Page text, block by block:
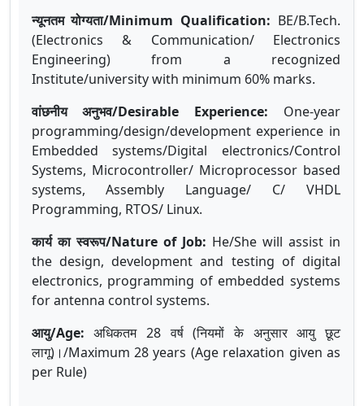
न्यूनतम योग्यता/Minimum Qualification: BE/B.Tech.
(Electronics & Communication/ Electronics
Engineering) from a recognized
Institute/university with minimum 60% marks.
वांछनीय अनुभव/Desirable Experience: One-year
programming/design/development experience in
Embedded systems/Digital electronics/Control
Systems, Microcontroller/ Microprocessor based
systems, Assembly Language/ C/ VHDL
Programming, RTOS/ Linux.
कार्य का स्वरूप/Nature of Job: He/She will assist in
the design, development and testing of digital
electronics, programming of embedded systems
for antenna control systems.
आयु/Age:अधिकतम28वर्ष(नियमों के अनुसार आयु छूट
लागू)।/Maximum 28 years (Age relaxation given as
per Rule)